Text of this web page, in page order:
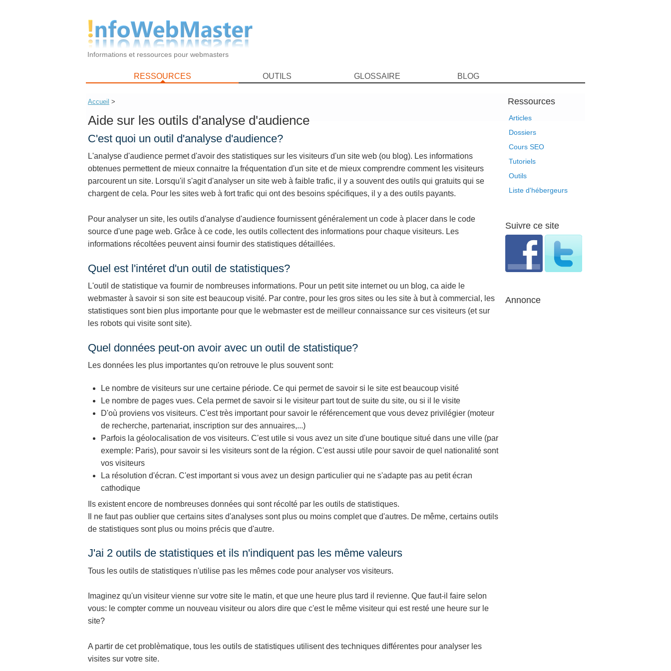
Informations et ressources pour webmasters
RESSOURCES OUTILS GLOSSAIRE BLOG
Ressources
Articles
Dossiers
Cours SEO
Tutoriels
Outils
Liste d'hébergeurs
Suivre ce site
Annonce
Accueil >
Aide sur les outils d'analyse d'audience
C'est quoi un outil d'analyse d'audience?
L'analyse d'audience permet d'avoir des statistiques sur les visiteurs d'un site web (ou blog). Les informations
obtenues permettent de mieux connaitre la fréquentation d'un site et de mieux comprendre comment les visiteurs
parcourent un site. Lorsqu'il s'agit d'analyser un site web à faible trafic, il y a souvent des outils qui gratuits qui se
chargent de cela. Pour les sites web à fort trafic qui ont des besoins spécifiques, il y a des outils payants.
Pour analyser un site, les outils d'analyse d'audience fournissent généralement un code à placer dans le code
source d'une page web. Grâce à ce code, les outils collectent des informations pour chaque visiteurs. Les
informations récoltées peuvent ainsi fournir des statistiques détaillées.
Quel est l'intéret d'un outil de statistiques?
L'outil de statistique va fournir de nombreuses informations. Pour un petit site internet ou un blog, ca aide le
webmaster à savoir si son site est beaucoup visité. Par contre, pour les gros sites ou les site à but à commercial, les
statistiques sont bien plus importante pour que le webmaster est de meilleur connaissance sur ces visiteurs (et sur
les robots qui visite sont site).
Quel données peut-on avoir avec un outil de statistique?
Les données les plus importantes qu'on retrouve le plus souvent sont:
Le nombre de visiteurs sur une certaine période. Ce qui permet de savoir si le site est beaucoup visité
Le nombre de pages vues. Cela permet de savoir si le visiteur part tout de suite du site, ou si il le visite
D'où proviens vos visiteurs. C'est très important pour savoir le référencement que vous devez privilégier (moteur
de recherche, partenariat, inscription sur des annuaires,...)
Parfois la géolocalisation de vos visiteurs. C'est utile si vous avez un site d'une boutique situé dans une ville (par
exemple: Paris), pour savoir si les visiteurs sont de la région. C'est aussi utile pour savoir de quel nationalité sont
vos visiteurs
La résolution d'écran. C'est important si vous avez un design particulier qui ne s'adapte pas au petit écran
cathodique
Ils existent encore de nombreuses données qui sont récolté par les outils de statistiques.
Il ne faut pas oublier que certains sites d'analyses sont plus ou moins complet que d'autres. De même, certains outils
de statistiques sont plus ou moins précis que d'autre.
J'ai 2 outils de statistiques et ils n'indiquent pas les même valeurs
Tous les outils de statistiques n'utilise pas les mêmes code pour analyser vos visiteurs.
Imaginez qu'un visiteur vienne sur votre site le matin, et que une heure plus tard il revienne. Que faut-il faire selon
vous: le compter comme un nouveau visiteur ou alors dire que c'est le même visiteur qui est resté une heure sur le
site?
A partir de cet problèmatique, tous les outils de statistiques utilisent des techniques différentes pour analyser les
visites sur votre site.